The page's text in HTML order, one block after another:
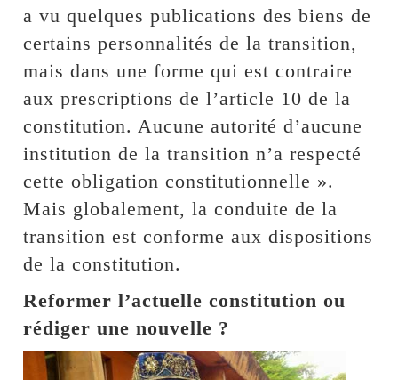
a vu quelques publications des biens de
certains personnalités de la transition,
mais dans une forme qui est contraire
aux prescriptions de l’article 10 de la
constitution. Aucune autorité d’aucune
institution de la transition n’a respecté
cette obligation constitutionnelle ».
Mais globalement, la conduite de la
transition est conforme aux dispositions
de la constitution.
Reformer l’actuelle constitution ou
rédiger une nouvelle ?